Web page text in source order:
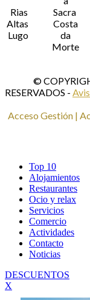
Rias
Altas
Lugo
Sacra
​Costa
da
Morte
©
RESERVADOS -
Acceso Gestión |
Top 10
Alojamientos
Restaurantes
Ocio y relax
Servicios
Comercio
Actividades
Contacto
Noticias
DESCUENTOS
X